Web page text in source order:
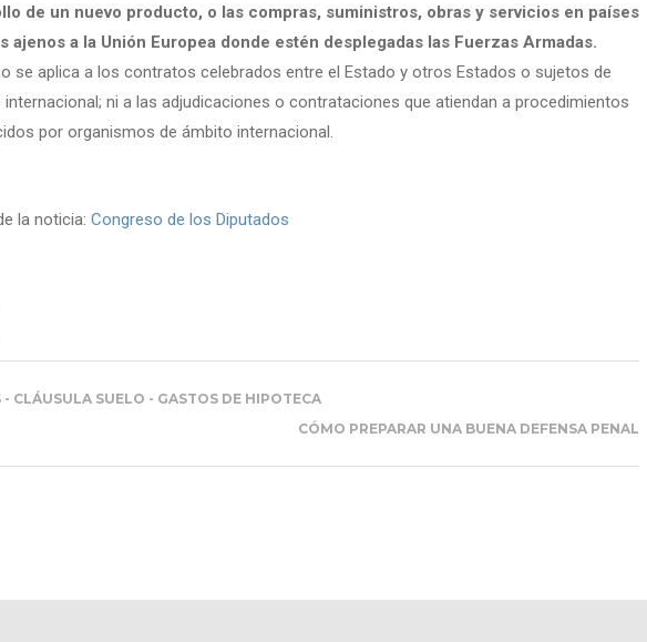
de un nuevo producto, o las compras, suministros, obras y servicios en países
ajenos a la Unión Europea donde estén desplegadas las Fuerzas Armadas.
se aplica a los contratos celebrados entre el Estado y otros Estados o sujetos de
internacional; ni a las adjudicaciones o contrataciones que atiendan a procedimientos
por organismos de ámbito internacional.
la noticia: Congreso de los Diputados
CLÁUSULA SUELO - GASTOS DE HIPOTECA
CÓMO PREPARAR UNA BUENA DEFENSA PENAL